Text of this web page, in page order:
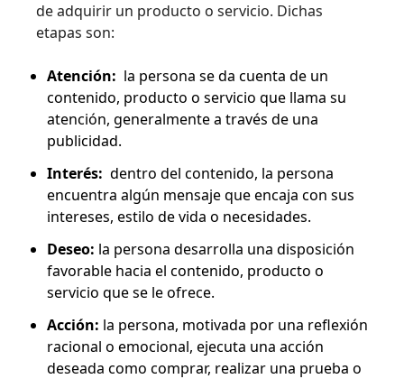
de adquirir un producto o servicio. Dichas
etapas son:
Atención: la persona se da cuenta de un
contenido, producto o servicio que llama su
atención, generalmente a través de una
publicidad.
Interés: dentro del contenido, la persona
encuentra algún mensaje que encaja con sus
intereses, estilo de vida o necesidades.
Deseo: la persona desarrolla una disposición
favorable hacia el contenido, producto o
servicio que se le ofrece.
Acción: la persona, motivada por una reflexión
racional o emocional, ejecuta una acción
deseada como comprar, realizar una prueba o